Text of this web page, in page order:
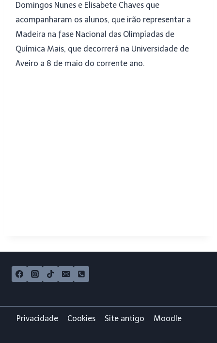
Domingos Nunes e Elisabete Chaves que
acompanharam os alunos, que irão representar a
Madeira na fase Nacional das Olimpíadas de
Química Mais, que decorrerá na Universidade de
Aveiro a 8 de maio do corrente ano.
Privacidade Cookies Site antigo Moodle